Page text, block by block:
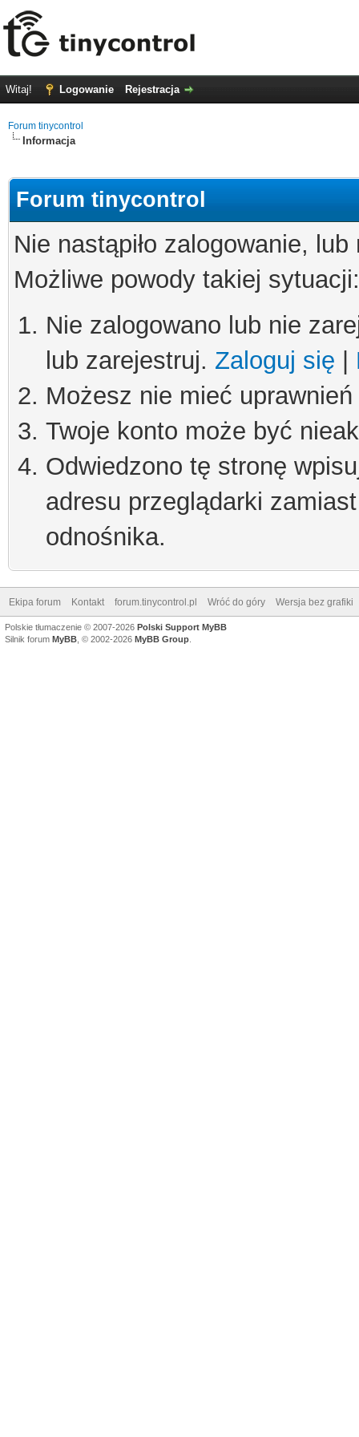
Witaj! Logowanie Rejestracja
Forum tinycontrol
Informacja
Forum tinycontrol
Nie nastąpiło zalogowanie,
Możliwe powody takiej sytuacji:
Nie zalogowano lub nie
lub zarejestruj. Zaloguj się
Możesz nie mieć
Twoje konto może być
Odwiedzono tę stronę
adresu przeglądarki
odnośnika.
Ekipa forum Kontakt forum.tinycontrol.pl Wróć do góry Wersja bez grafiki
Polskie tłumaczenie © 2007-2026 Polski Support MyBB
Silnik forum MyBB , © 2002-2026 MyBB Group